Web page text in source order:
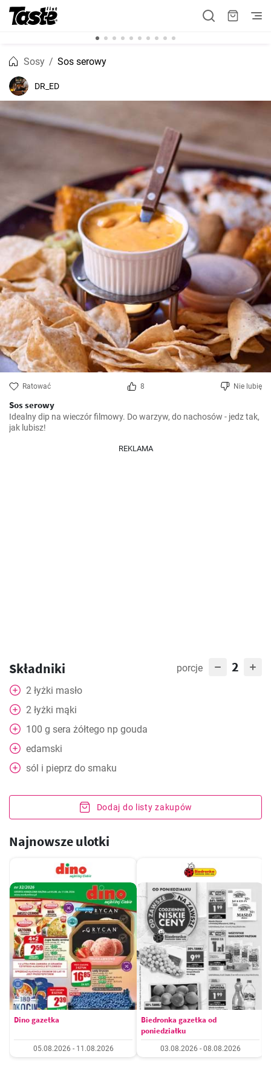
Sosy Sos serowy
DR_ED
Ratować 8 Nie lubię
Sos serowy
Idealny dip na wieczór filmowy. Do warzyw, do nachosów - jedz tak,
jak lubisz!
REKLAMA
Składniki porcje 2
2 łyżki masło
2 łyżki mąki
100 g sera żółtego np gouda
edamski
sól i pieprz do smaku
Dodaj do listy zakupów
Najnowsze ulotki
Dino gazetka
05.08.2026 - 11.08.2026
Biedronka gazetka od
poniedziałku
03.08.2026 - 08.08.2026